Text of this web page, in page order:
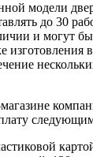
модели
до 30
и могут
изготовления